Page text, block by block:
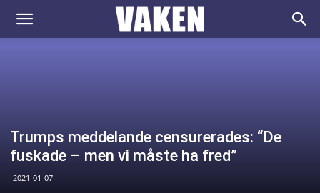
VAKEN.se
Trumps meddelande censurerades: “De
fuskade – men vi måste ha fred”
2021-01-07